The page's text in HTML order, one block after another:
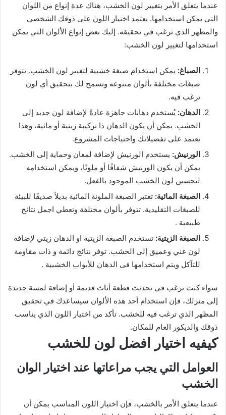
عندما يتعلق الأمر بتغيير لون الخشب، هناك عدة إنواع من اللوان
التي يمكن استخدامها. يعتمد اختيار اللون على ذوقك الشخصي
والمظهر الذي ترغب في تحقيقه. إليك بعض إنواع الألوان التي يمكن
استخدامها لتغيير لون الخشب:
الصباغ: يمكن استخدام صبغة خشبية لتغيير لون الخشب. تتوفر
صبغات مختلفة بألوان متنوعه وتسمح لك بتحقيق أي لون
ترغب فيه.
الدهان: يُستخدم دهانات جاهزة عادةً لإضافة لون جديد إلى
الخشب. يمكن أن يكون الدهان ذا تركيبة زيتية أو مائية، وهذا
يعتمد على تفضيلاتك واحتياجات المشروع.
الورنيش: يستخدم الورنيش لإضافة لمعان وحماية إلى الخشب.
يمكن أن يكون الورنيش شفافًا أو ملونًا، ويمكن استخدامه
لتحسين لون الخشب الموجود بالفعل.
الصبغة المائية: تعتبر الصبغة الملونة المائية بديلاً صديقًا للبيئة
للصبغات التقليدية. تتوفر بألوان مختلفة وتعطي اجمل نتائج
طبيعية .
الصبغة الزيتية: تستخدم الصبغة الزيتية او الدهان زيتي لإضافة
لون غني وعميق إلى الخشب. توفر نتائج دائمة و ذات مقاومة
للتآكل ويتم استخدامها فى الدهان للأبواب الخشبية .
سواء كنت ترغب في تحديث قطعة أثاث قديمة أو إضافة لمسة جديدة
إلى منزلك، فإن استخدام أحد هذه الألوان سيساعدك في تحقيق
المظهر الذي ترغب فيه للخشب. تأكد من اختيار اللون الذي يناسب
ذوقك والديكور العام للمكان.
كيفيه اختيار افضل لون للخشب
العوامل التي يجب مراعاتها عند اختيار الوان
الخشب
عندما يتعلق الأمر بالخشب، فإن اختيار اللون المناسب يمكن أن